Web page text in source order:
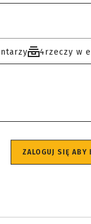
4rzeczy w
ZALOGUJ SIĘ ABY